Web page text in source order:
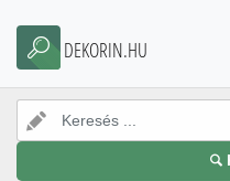
DEKORIN.HU